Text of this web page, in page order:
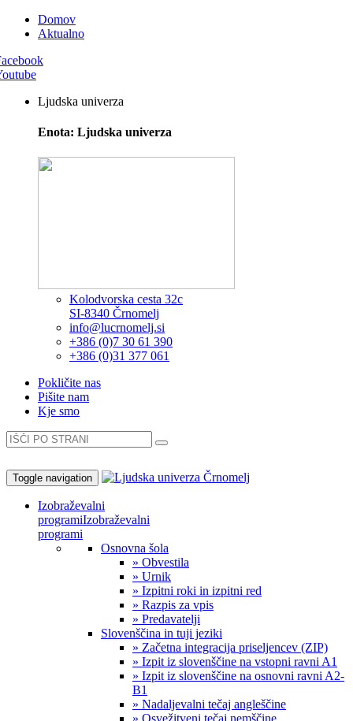
Domov
Aktualno
Ljudska univerza
Enota: Ljudska univerza
Kolodvorska cesta 32c
SI-8340 Črnomelj
info@lucrnomelj.si
+386 (0)7 30 61 390
+386 (0)31 377 061
Pokličite nas
Pišite nam
Kje smo
Toggle navigation
Izobraževalni
programiIzobraževalni
programi
Osnovna šola
» Obvestila
» Urnik
» Izpitni roki in izpitni red
» Razpis za vpis
» Predavatelji
Slovenščina in tuji jeziki
» Začetna integracija priseljencev (ZIP)
» Izpit iz slovenščine na vstopni ravni A1
» Izpit iz slovenščine na osnovni ravni A2-
B1
» Nadaljevalni tečaj angleščine
» Osvežitveni tečaj nemščine